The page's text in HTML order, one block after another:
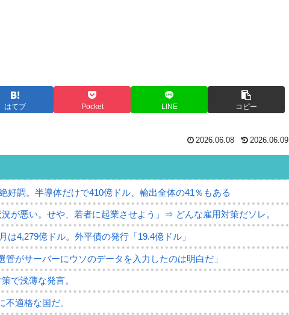
はてブ Pocket LINE コピー
2026.06.08 2026.06.09
好調。半導体だけで410億ドル、輸出全体の41％もある
が悪い。せや、若者に起業させよう」⇒ どんな雇用対策だソレ。
は4,279億ドル。外平債の発行「19.4億ドル」
がサーバーにウソのデータを入力したのは明白だ」
で浅薄な発言。
適格な国だ。